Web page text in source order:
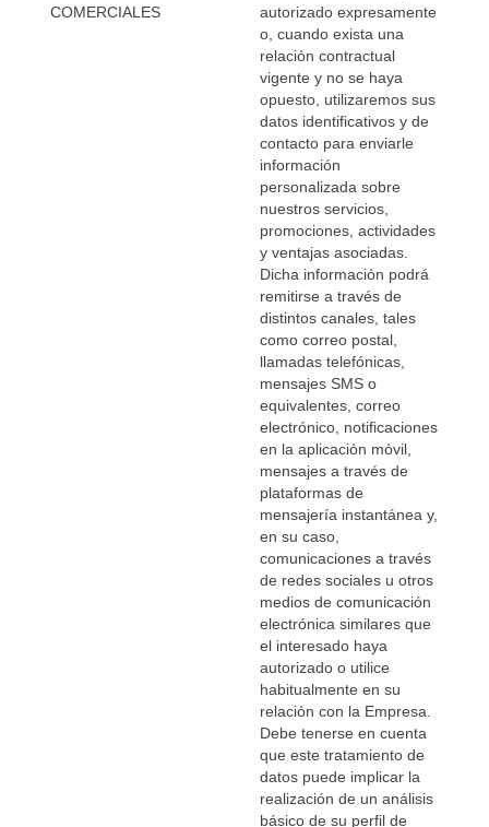
COMERCIALES
autorizado expresamente
o, cuando exista una
relación contractual
vigente y no se haya
opuesto, utilizaremos sus
datos identificativos y de
contacto para enviarle
información
personalizada sobre
nuestros servicios,
promociones, actividades
y ventajas asociadas.
Dicha información podrá
remitirse a través de
distintos canales, tales
como correo postal,
llamadas telefónicas,
mensajes SMS o
equivalentes, correo
electrónico, notificaciones
en la aplicación móvil,
mensajes a través de
plataformas de
mensajería instantánea y,
en su caso,
comunicaciones a través
de redes sociales u otros
medios de comunicación
electrónica similares que
el interesado haya
autorizado o utilice
habitualmente en su
relación con la Empresa.
Debe tenerse en cuenta
que este tratamiento de
datos puede implicar la
realización de un análisis
básico de su perfil de